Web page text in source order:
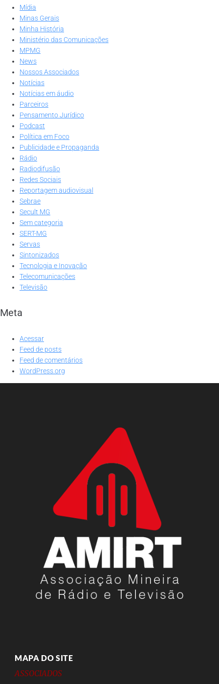
Mídia
Minas Gerais
Minha História
Ministério das Comunicações
MPMG
News
Nossos Associados
Notícias
Notícias em áudio
Parceiros
Pensamento Jurídico
Podcast
Política em Foco
Publicidade e Propaganda
Rádio
Radiodifusão
Redes Sociais
Reportagem audiovisual
Sebrae
Secult MG
Sem categoria
SERT-MG
Servas
Sintonizados
Tecnologia e Inovação
Telecomunicações
Televisão
Meta
Acessar
Feed de posts
Feed de comentários
WordPress.org
MAPA DO SITE
ASSOCIADOS